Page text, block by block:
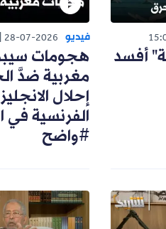
28-07-2026
17:49
هجومات سيبرانية
مغربية ضدَّ الجزائر و
إحلال الانجليزية محل
الفرنسية في الجامعة